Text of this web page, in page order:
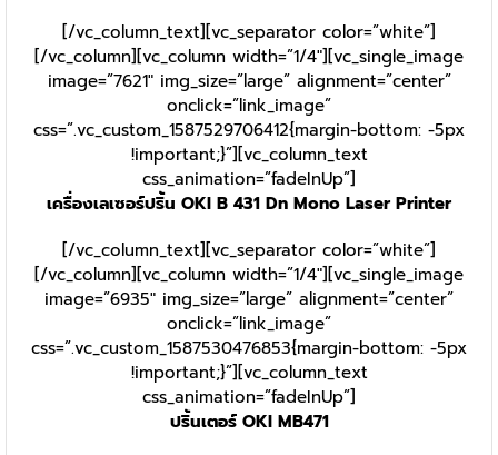
[/vc_column_text][vc_separator color=”white”]
[/vc_column][vc_column width=”1/4″][vc_single_image
image=”7621″ img_size=”large” alignment=”center”
onclick=”link_image”
css=”.vc_custom_1587529706412{margin-bottom: -5px
!important;}”][vc_column_text
css_animation=”fadeInUp”]
เครื่องเลเซอร์ปริ้น OKI B 431 Dn Mono Laser Printer
[/vc_column_text][vc_separator color=”white”]
[/vc_column][vc_column width=”1/4″][vc_single_image
image=”6935″ img_size=”large” alignment=”center”
onclick=”link_image”
css=”.vc_custom_1587530476853{margin-bottom: -5px
!important;}”][vc_column_text
css_animation=”fadeInUp”]
ปริ้นเตอร์ OKI MB471